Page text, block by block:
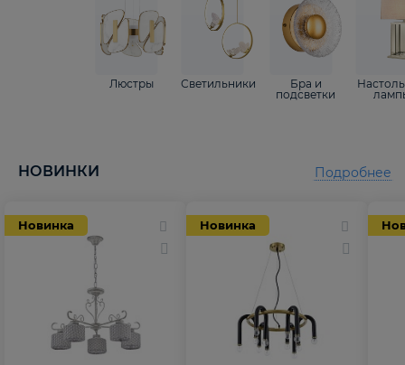
Люстры Светильники
Бра и
подсветки
НОВИНКИ
Новинка Новинка
Подробнее